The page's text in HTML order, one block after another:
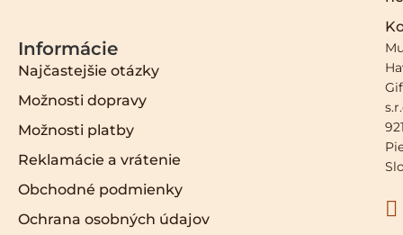
Informácie
Najčastejšie otázky
Možnosti dopravy
Možnosti platby
Reklamácie a vrátenie
Obchodné podmienky
Ochrana osobných údajov